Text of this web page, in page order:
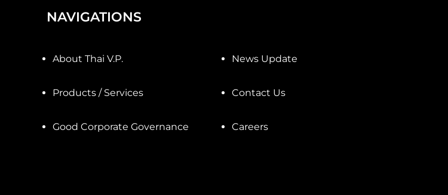
NAVIGATIONS
About Thai V.P.
Products / Services
Good Corporate Governance
News Update
Contact Us
Careers